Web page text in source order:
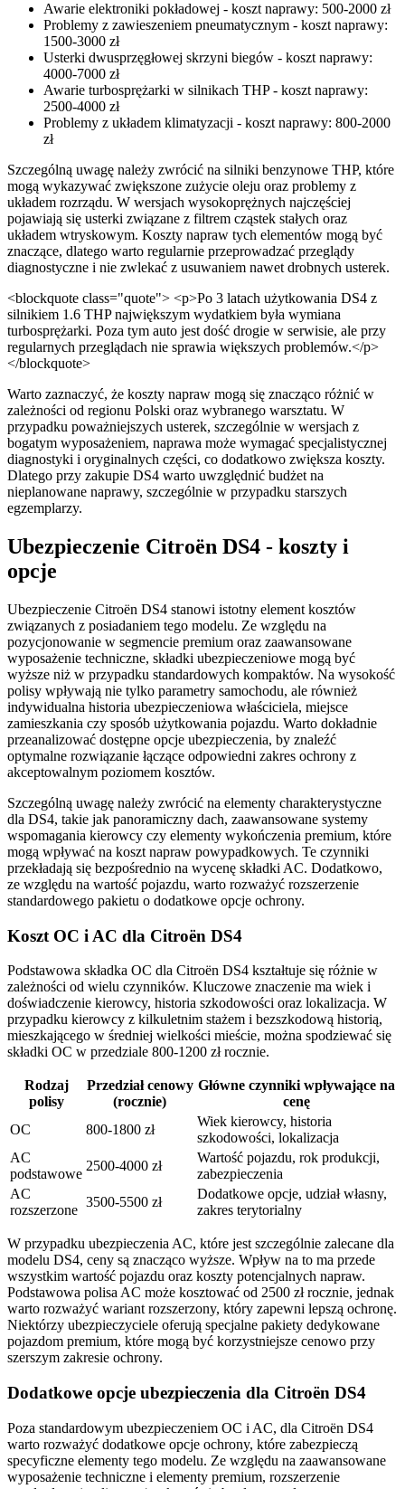
Awarie elektroniki pokładowej - koszt naprawy: 500-2000 zł
Problemy z zawieszeniem pneumatycznym - koszt naprawy:
1500-3000 zł
Usterki dwusprzęgłowej skrzyni biegów - koszt naprawy:
4000-7000 zł
Awarie turbosprężarki w silnikach THP - koszt naprawy:
2500-4000 zł
Problemy z układem klimatyzacji - koszt naprawy: 800-2000
zł
Szczególną uwagę należy zwrócić na silniki benzynowe THP, które
mogą wykazywać zwiększone zużycie oleju oraz problemy z
układem rozrządu. W wersjach wysokoprężnych najczęściej
pojawiają się usterki związane z filtrem cząstek stałych oraz
układem wtryskowym. Koszty napraw tych elementów mogą być
znaczące, dlatego warto regularnie przeprowadzać przeglądy
diagnostyczne i nie zwlekać z usuwaniem nawet drobnych usterek.
<blockquote class="quote"> <p>Po 3 latach użytkowania DS4 z
silnikiem 1.6 THP największym wydatkiem była wymiana
turbosprężarki. Poza tym auto jest dość drogie w serwisie, ale przy
regularnych przeglądach nie sprawia większych problemów.</p>
</blockquote>
Warto zaznaczyć, że koszty napraw mogą się znacząco różnić w
zależności od regionu Polski oraz wybranego warsztatu. W
przypadku poważniejszych usterek, szczególnie w wersjach z
bogatym wyposażeniem, naprawa może wymagać specjalistycznej
diagnostyki i oryginalnych części, co dodatkowo zwiększa koszty.
Dlatego przy zakupie DS4 warto uwzględnić budżet na
nieplanowane naprawy, szczególnie w przypadku starszych
egzemplarzy.
Ubezpieczenie Citroën DS4 - koszty i
opcje
Ubezpieczenie Citroën DS4 stanowi istotny element kosztów
związanych z posiadaniem tego modelu. Ze względu na
pozycjonowanie w segmencie premium oraz zaawansowane
wyposażenie techniczne, składki ubezpieczeniowe mogą być
wyższe niż w przypadku standardowych kompaktów. Na wysokość
polisy wpływają nie tylko parametry samochodu, ale również
indywidualna historia ubezpieczeniowa właściciela, miejsce
zamieszkania czy sposób użytkowania pojazdu. Warto dokładnie
przeanalizować dostępne opcje ubezpieczenia, by znaleźć
optymalne rozwiązanie łączące odpowiedni zakres ochrony z
akceptowalnym poziomem kosztów.
Szczególną uwagę należy zwrócić na elementy charakterystyczne
dla DS4, takie jak panoramiczny dach, zaawansowane systemy
wspomagania kierowcy czy elementy wykończenia premium, które
mogą wpływać na koszt napraw powypadkowych. Te czynniki
przekładają się bezpośrednio na wycenę składki AC. Dodatkowo,
ze względu na wartość pojazdu, warto rozważyć rozszerzenie
standardowego pakietu o dodatkowe opcje ochrony.
Koszt OC i AC dla Citroën DS4
Podstawowa składka OC dla Citroën DS4 kształtuje się różnie w
zależności od wielu czynników. Kluczowe znaczenie ma wiek i
doświadczenie kierowcy, historia szkodowości oraz lokalizacja. W
przypadku kierowcy z kilkuletnim stażem i bezszkodową historią,
mieszkającego w średniej wielkości mieście, można spodziewać się
składki OC w przedziale 800-1200 zł rocznie.
Rodzaj
polisy
Przedział cenowy
(rocznie)
Główne czynniki wpływające na
cenę
OC
800-1800 zł
Wiek kierowcy, historia
szkodowości, lokalizacja
AC
podstawowe
2500-4000 zł
Wartość pojazdu, rok produkcji,
zabezpieczenia
AC
rozszerzone
3500-5500 zł
Dodatkowe opcje, udział własny,
zakres terytorialny
W przypadku ubezpieczenia AC, które jest szczególnie zalecane dla
modelu DS4, ceny są znacząco wyższe. Wpływ na to ma przede
wszystkim wartość pojazdu oraz koszty potencjalnych napraw.
Podstawowa polisa AC może kosztować od 2500 zł rocznie, jednak
warto rozważyć wariant rozszerzony, który zapewni lepszą ochronę.
Niektórzy ubezpieczyciele oferują specjalne pakiety dedykowane
pojazdom premium, które mogą być korzystniejsze cenowo przy
szerszym zakresie ochrony.
Dodatkowe opcje ubezpieczenia dla Citroën DS4
Poza standardowym ubezpieczeniem OC i AC, dla Citroën DS4
warto rozważyć dodatkowe opcje ochrony, które zabezpieczą
specyficzne elementy tego modelu. Ze względu na zaawansowane
wyposażenie techniczne i elementy premium, rozszerzenie